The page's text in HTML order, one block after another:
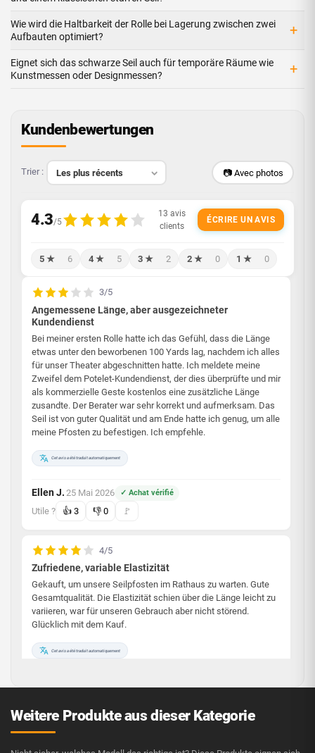
Wie wird die Haltbarkeit der Rolle bei Lagerung zwischen zwei
Aufbauten optimiert?
+
Eignet sich das schwarze Seil auch für temporäre Räume wie
Kunstmessen oder Designmessen?
+
Kundenbewertungen
Trier : 📷 Avec photos
5 ★ 6 4 ★ 5 3 ★ 2 2 ★ 0 1 ★ 0
ÉCRIRE UN AVIS
3/5
Angemessene Länge, aber ausgezeichneter
Kundendienst
Bei meiner ersten Rolle hatte ich das Gefühl, dass die Länge
etwas unter den beworbenen 100 Yards lag, nachdem ich alles
für unser Theater abgeschnitten hatte. Ich meldete meine
Zweifel dem Potelet-Kundendienst, der dies überprüfte und mir
als kommerzielle Geste kostenlos eine zusätzliche Länge
zusandte. Der Berater war sehr korrekt und aufmerksam. Das
Seil ist von guter Qualität und am Ende hatte ich genug, um alle
meine Pfosten zu befestigen. Ich empfehle.
Cet avis a été traduit automatiquement
Ellen J. 25 Mai 2026 ✓ Achat vérifié
Utile ? 👍 3 👎 0 🚩
4/5
Zufriedene, variable Elastizität
Gekauft, um unsere Seilpfosten im Rathaus zu warten. Gute
Gesamtqualität. Die Elastizität schien über die Länge leicht zu
variieren, war für unseren Gebrauch aber nicht störend.
Glücklich mit dem Kauf.
Cet avis a été traduit automatiquement
Pierre P.4 März 2025
Weitere Produkte aus dieser Kategorie